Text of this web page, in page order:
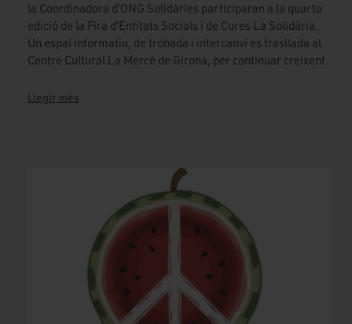
la Coordinadora d’ONG Solidàries participaran a la quarta
edició de la Fira d’Entitats Socials i de Cures La Solidària.
Un espai informatiu, de trobada i intercanvi es trasllada al
Centre Cultural La Mercè de Girona, per continuar creixent.
Llegir més